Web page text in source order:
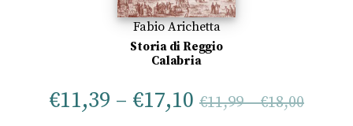
Fabio Arichetta
Storia di Reggio
Calabria
€11,39 – €17,10 €11,99–€18,00